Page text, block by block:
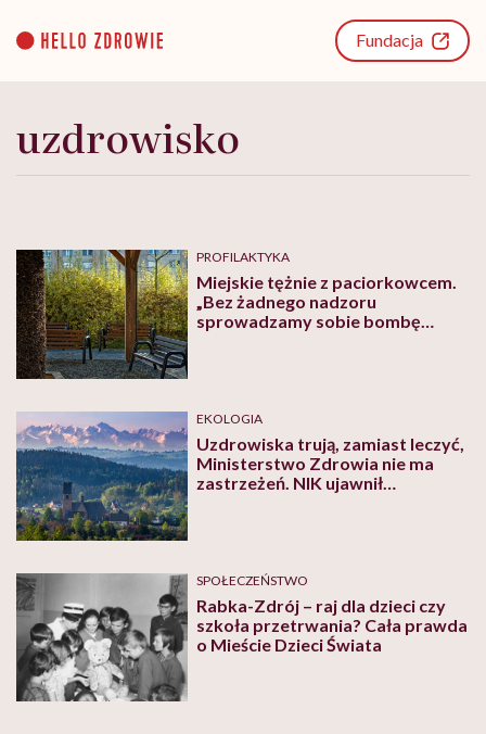
content
Fundacja
uzdrowisko
PROFILAKTYKA
Miejskie tężnie z paciorkowcem.
„Bez żadnego nadzoru
sprowadzamy sobie bombę
EKOLOGIA
Uzdrowiska trują, zamiast leczyć,
Ministerstwo Zdrowia nie ma
zastrzeżeń. NIK ujawnił
SPOŁECZEŃSTWO
Rabka-Zdrój – raj dla dzieci czy
szkoła przetrwania? Cała prawda
o Mieście Dzieci Świata